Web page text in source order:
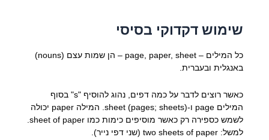
שימוש דקדוקי בסיסי
כל המילים – page, paper, sheet – הן שמות עצם (nouns)
באנגלית ובעברית.
כאשר רוצים לדבר על כמה דפים, נהוג להוסיף "s" בסוף
המילים page ו-sheet (pages; sheets). המילה paper יכולה
לשמש כספירה רק כאשר מוסיפים כימות כמו sheet of paper.
למשל: two sheets of paper (שני דפי נייר).